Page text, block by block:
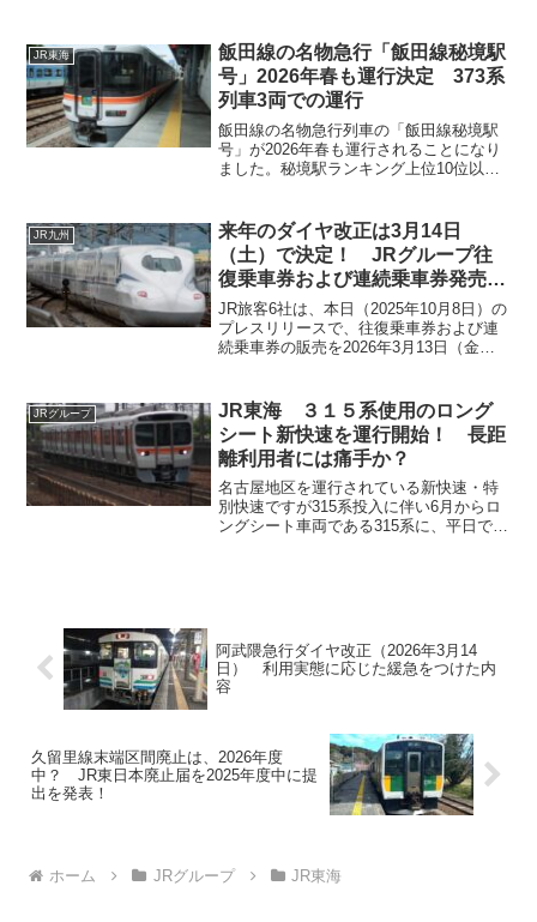
線でお盆期間（上り：8月7日～10日・下
り：8月13日～16日...
JR東海
飯田線の名物急行「飯田線秘境駅
号」2026年春も運行決定 373系
列車3両での運行
飯田線の名物急行列車の「飯田線秘境駅
号」が2026年春も運行されることになり
ました。秘境駅ランキング上位10位以内
列車です。また、JRでは珍しくなってし
まった急行列車に乗ることが出来る数少
ないチャンスでもあります。なお、5月10
日は伊那市駅→飯田駅間を運行する団体
列車「伊那谷お酒学園第2弾」の続きとし
て楽しむこともできます。
JR九州
来年のダイヤ改正は3月14日
（土）で決定！ JRグループ往
復乗車券および連続乗車券発売終
了より判明
JR旅客6社は、本日（2025年10月8日）の
プレスリリースで、往復乗車券および連
続乗車券の販売を2026年3月13日（金）
日（土）と判明しました。学生割引・ジ
パングクラブについては、扱いを変更さ
れることになりましたので併せて記載し
たいと思います。
JRグループ
JR東海 ３１５系使用のロング
シート新快速を運行開始！ 長距
離利用者には痛手か？
名古屋地区を運行されている新快速・特
別快速ですが315系投入に伴い6月からロ
ングシート車両である315系に、平日で3
てどうなのか見てみたいと思います。
阿武隈急行ダイヤ改正（2026年3月14
日） 利用実態に応じた緩急をつけた内
容
久留里線末端区間廃止は、2026年度
中？ JR東日本廃止届を2025年度中に提
出を発表！
ホーム JRグループ JR東海